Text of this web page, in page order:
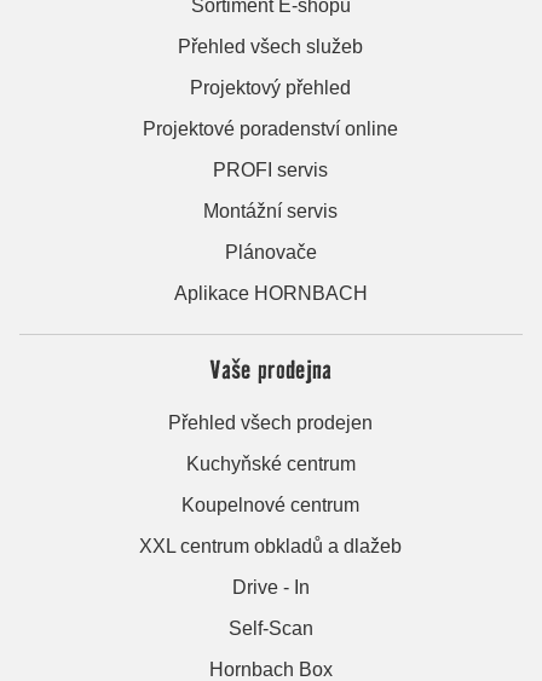
Sortiment E-shopu
Přehled všech služeb
Projektový přehled
Projektové poradenství online
PROFI servis
Montážní servis
Plánovače
Aplikace HORNBACH
Vaše prodejna
Přehled všech prodejen
Kuchyňské centrum
Koupelnové centrum
XXL centrum obkladů a dlažeb
Drive - In
Self-Scan
Hornbach Box